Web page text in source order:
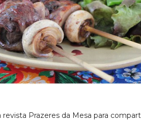
Prazeres da Mesa para